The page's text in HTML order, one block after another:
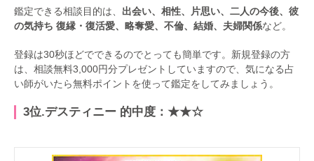
鑑定できる相談目的は、 出会い、相性、片思い、二人の今後、彼
の気持ち 復縁・復活愛、略奪愛、不倫、結婚、夫婦関係など。
登録は30秒ほどでできるのでとっても簡単です。新規登録の方
は、相談無料3,000円分プレゼントしていますので、気になる占
い師がいたら無料ポイントを使って鑑定をしてみましょう。
3位.デスティニー 的中度：★★☆